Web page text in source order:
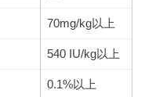
70mg/kg以上
540 IU/kg以上
0.1%以上